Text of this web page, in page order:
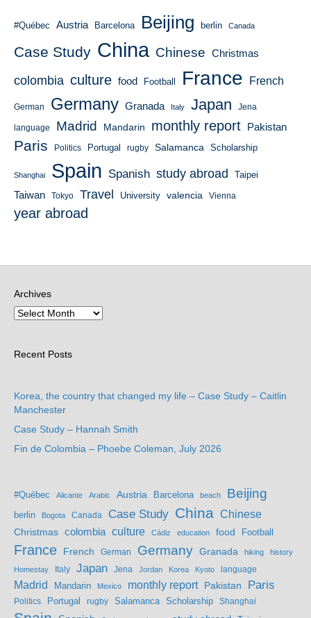
#Québec Austria Barcelona Beijing berlin Canada
Case Study China Chinese Christmas
colombia culture food Football France French
German Germany Granada Italy Japan Jena
language Madrid Mandarin monthly report Pakistan
Paris Politics Portugal rugby Salamanca Scholarship
Shanghai Spain Spanish study abroad Taipei
Taiwan Tokyo Travel University valencia Vienna
year abroad
Archives
Recent Posts
Korea, the country that changed my life – Case Study – Caitlin
Manchester
Case Study – Hannah Smith
Fin de Colombia – Phoebe Coleman, July 2026
#Québec Alicante Arabic Austria Barcelona beach Beijing
berlin Bogota Canada Case Study China Chinese
Christmas colombia culture Cádiz education food Football
France French German Germany Granada hiking history
Homestay Italy Japan Jena Jordan Korea Kyoto language
Madrid Mandarin Mexico monthly report Pakistan Paris
Politics Portugal rugby Salamanca Scholarship Shanghai